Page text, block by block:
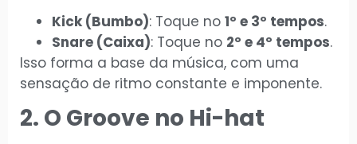
Kick (Bumbo): Toque no 1º e 3º tempos.
Snare (Caixa): Toque no 2º e 4º tempos.
Isso forma a base da música, com uma
sensação de ritmo constante e imponente.
2. O Groove no Hi-hat